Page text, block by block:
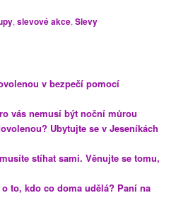
,slevové akce,Slevy
v bezpečí pomocí
vás nemusí být noční můrou
Ubytujte se v Jeseníkách
stíhat sami. Věnujte se tomu,
to, kdo co doma udělá? Paní na